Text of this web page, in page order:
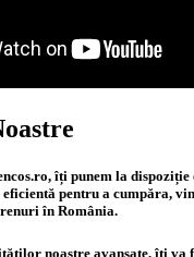
îți punem la
pentru a cumpăra,
în România.
noastre avansate, îți va